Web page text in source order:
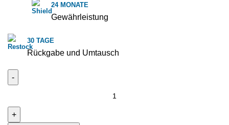
24 MONATE
Gewährleistung
30 TAGE
Rückgabe und Umtausch